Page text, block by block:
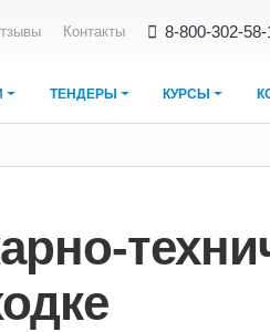
Контакты
ТЕНДЕРЫ КУРСЫ